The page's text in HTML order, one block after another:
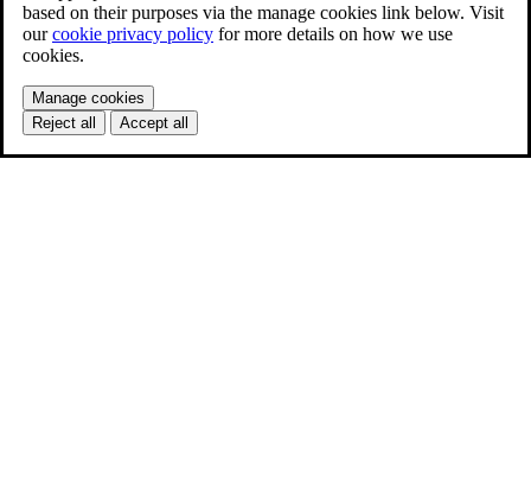
based on their purposes via the manage cookies link below. Visit
ourcookie privacy policy for more details on how we use
cookies.
Manage cookies
Reject all
Accept all